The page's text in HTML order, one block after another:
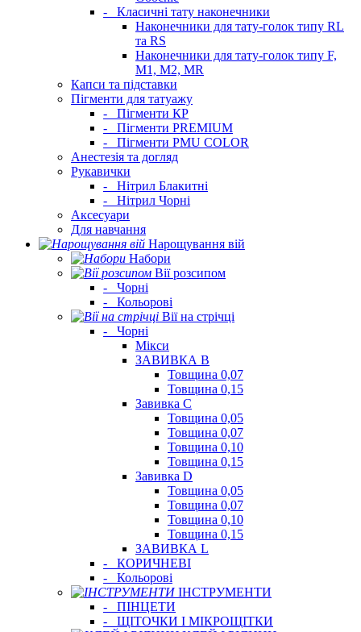
-
Класичні тату наконечники
Наконечники для тату-голок типу RL
та RS
Наконечники для тату-голок типу F,
M1, M2, MR
Капси та підставки
Пігменти для татуажу
-
Пігменти КР
-
Пігменти PREMIUM
-
Пігменти PMU COLOR
Анестезія та догляд
Рукавички
-
Нітрил Блакитні
-
Нітрил Чорні
Аксесуари
Для навчання
Нарощування вій
Набори
Вії розсипом
-
Чорні
-
Кольорові
Вії на стрічці
-
Чорні
Мікси
ЗАВИВКА В
Товщина 0,07
Товщина 0,15
Завивка C
Товщина 0,05
Товщина 0,07
Товщина 0,10
Товщина 0,15
Завивка D
Товщина 0,05
Товщина 0,07
Товщина 0,10
Товщина 0,15
ЗАВИВКА L
-
КОРИЧНЕВІ
-
Кольорові
ІНСТРУМЕНТИ
-
ПІНЦЕТИ
-
ЩІТОЧКИ І МІКРОЩІТКИ